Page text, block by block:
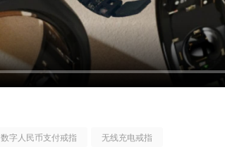
数字人民币支付戒指 无线充电戒指